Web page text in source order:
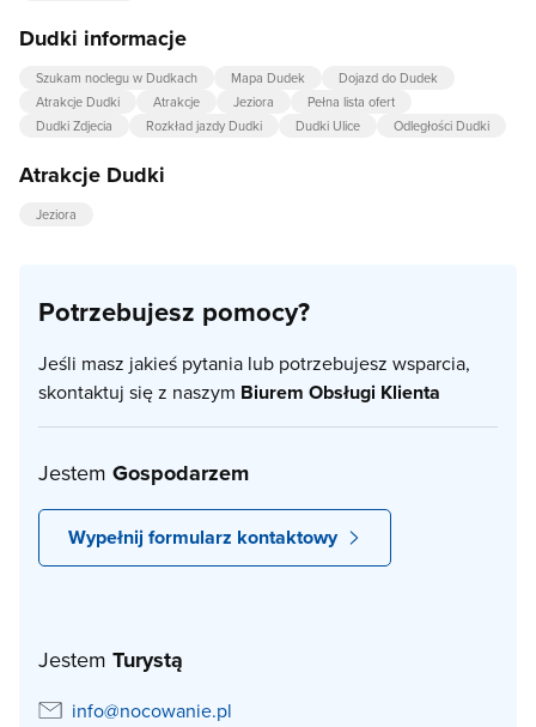
Dudki informacje
Szukam noclegu w Dudkach Mapa Dudek
Dojazd do Dudek
Atrakcje Dudki
Atrakcje Jeziora
Pełna lista ofert
Dudki Zdjecia
Rozkład jazdy Dudki Dudki Ulice Odległości Dudki
Atrakcje Dudki
Jeziora
Potrzebujesz pomocy?
Jeśli masz jakieś pytania lub potrzebujesz wsparcia,
skontaktuj się z naszym Biurem Obsługi Klienta
Jestem Gospodarzem
Wypełnij formularz kontaktowy
Jestem Turystą
info@nocowanie.pl